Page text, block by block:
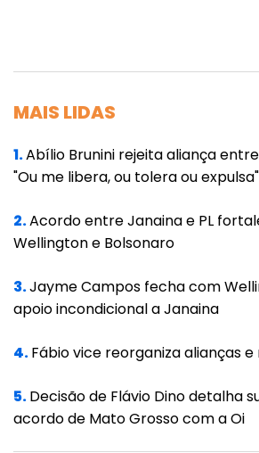
estão em Mato Grosso
documento, as atividades
realizadas no Pantanal
do PIB do estado e emprega
disposição para
oferecendo dados técnicos e
pelo menos 250 anos e a
do bioma.
MAIS LIDAS
1.Abílio Brunini rejeita aliança entre
"Ou me libera, ou tolera ou expulsa"
2.Acordo entre Janaina e PL
Wellington e Bolsonaro
3.Jayme Campos fecha com
apoio incondicional a Janaina
4.Fábio vice reorganiza alianças
5.Decisão de Flávio Dino detalha
acordo de Mato Grosso com a Oi